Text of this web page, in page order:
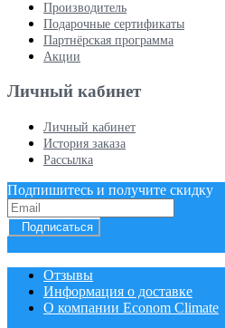
Производитель
Подарочные сертификаты
Партнёрская программа
Акции
Личный кабинет
Личный кабинет
История заказа
Рассылка
Подпишитесь и получите скидку
Подписаться
Отзывы
Информация о доставке
О компании Econom Climate